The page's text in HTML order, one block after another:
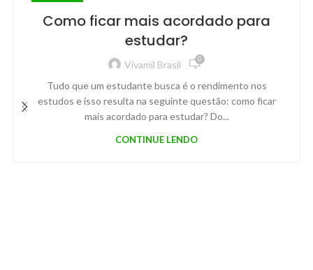
Como ficar mais acordado para
estudar?
Vivamil Brasil 0
Tudo que um estudante busca é o rendimento nos
estudos e isso resulta na seguinte questão: como ficar
mais acordado para estudar? Do...
CONTINUE LENDO